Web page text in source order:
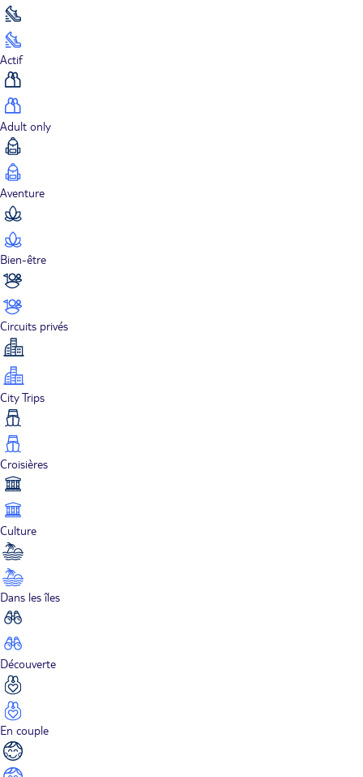
Actif
Adult only
Aventure
Bien-être
Circuits privés
City Trips
Croisières
Culture
Dans les îles
Découverte
En couple